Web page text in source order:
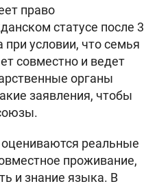
право
статусе после 3
условии, что семья
совместно и ведет
органы
заявления, чтобы
реальные
проживание,
и знание языка. В